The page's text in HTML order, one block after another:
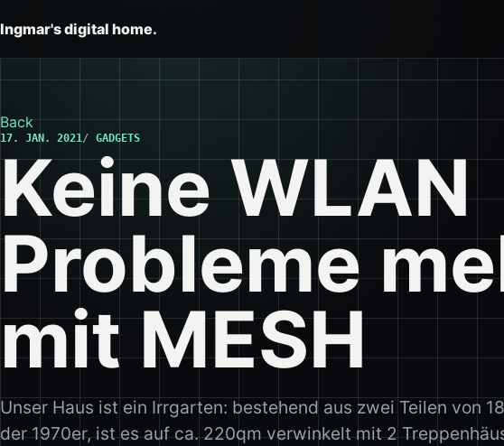
Ingmar's digital home.
Back
17. JAN. 2021 GADGETS
Keine WLAN
Probleme
mit MESH
Unser Haus ist ein Irrgarten: bestehend aus zwei Teilen von
der 1970er, ist es auf ca. 220qm verwinkelt mit 2